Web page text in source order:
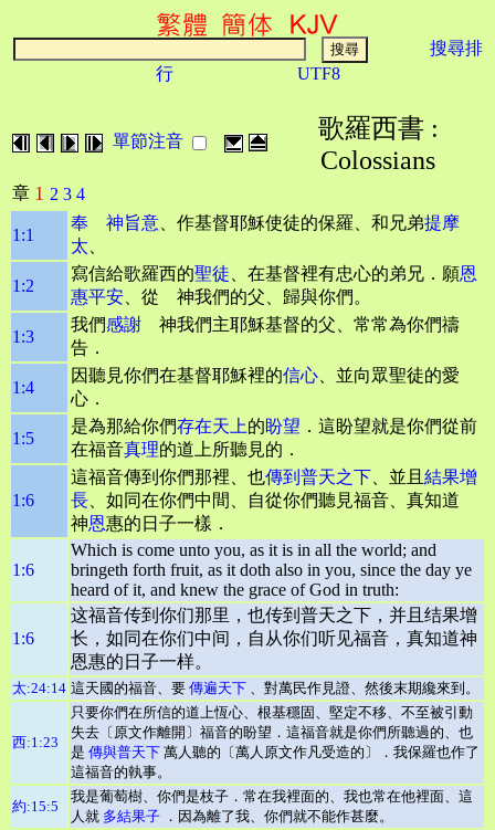
搜尋排
行
UTF8
單節注音
歌羅西書 :
Colossians
章 1 2 3 4
1:1
奉 神旨意 、作基督耶穌使徒的保羅、和兄弟提摩
太
1:2
寫信給歌羅西的聖徒 、在基督裡有忠心的弟兄．願恩
惠平安 、從 神我們的父、歸與你們。
1:3
我們感謝 神我們主耶穌基督的父、常常為你們禱
告．
1:4
因聽見你們在基督耶穌裡的信心 、並向眾聖徒的愛
心．
1:5
是為那給你們存在天上的盼望 ．這盼望就是你們從前
在福音真理的道上所聽見的．
1:6
這福音傳到你們那裡、也傳到普天之下 、並且 結果增
長 、如同在你們中間、自從你們聽見福音、真知道
神恩惠的日子一樣．
1:6
Which is come unto you, as it is in all the world; and
bringeth forth fruit, as it doth also in you, since the day ye
heard of it, and knew the grace of God in truth:
1:6
这福音传到你们那里，也传到普天之下，并且结果增
长，如同在你们中间，自从你们听见福音，真知道神
恩惠的日子一样。
太:24:14 這天國的福音、要 傳遍天下 、對萬民作見證、然後末期纔來到。
西:1:23
只要你們在所信的道上恆心、根基穩固、堅定不移、不至被引動
失去〔原文作離開〕福音的盼望．這福音就是你們所聽過的、也
是 傳與普天下 萬人聽的〔萬人原文作凡受造的〕．我保羅也作了
這福音的執事。
約:15:5
我是葡萄樹、你們是枝子．常在我裡面的、我也常在他裡面、這
人就 多結果子 ．因為離了我、你們就不能作甚麼。